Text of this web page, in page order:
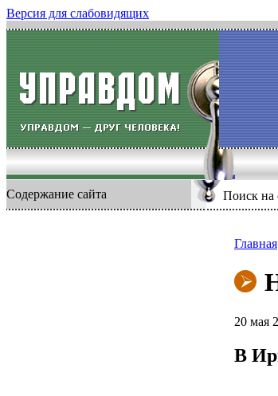
Версия для слабовидящих
Содержание сайта Поиск на
Главная
20 мая
В